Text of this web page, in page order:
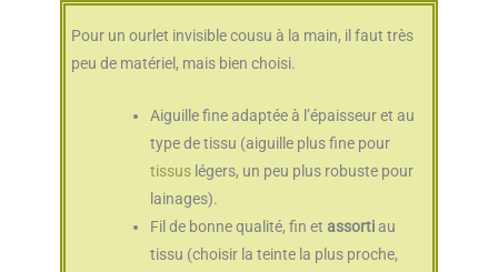
Pour un ourlet invisible cousu à la main, il faut très
peu de matériel, mais bien choisi.
Aiguille fine adaptée à l’épaisseur et au
type de tissu (aiguille plus fine pour
tissus légers, un peu plus robuste pour
lainages).
Fil de bonne qualité, fin et assorti au
tissu (choisir la teinte la plus proche,